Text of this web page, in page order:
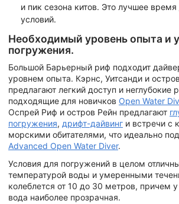
и пик сезона китов. Это лучшее
условий.
Необходимый уровень опыта и
погружения.
Большой Барьерный риф подходит
уровнем опыта. Кэрнс, Уитсанди и
предлагают легкий доступ и неглубокие
подходящие для новичков Open Water
Оспрей Риф и остров Рейн предлагают
погружения, дрифт-дайвинг и встречи с
морскими обитателями, что идеально
Advanced Open Water Diver.
Условия для погружений в целом
температурой воды и умеренными
колеблется от 10 до 30 метров, причем
вода наиболее прозрачная.